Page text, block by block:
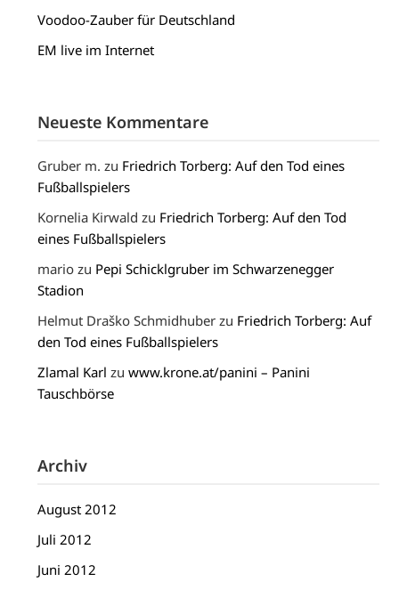
Voodoo-Zauber für Deutschland
EM live im Internet
Neueste Kommentare
Gruber m. zu Friedrich Torberg: Auf den Tod eines
Fußballspielers
Kornelia Kirwald zu Friedrich Torberg: Auf den Tod
eines Fußballspielers
mario zu Pepi Schicklgruber im Schwarzenegger
Stadion
Helmut Draško Schmidhuber zu Friedrich Torberg: Auf
den Tod eines Fußballspielers
Zlamal Karl zuwww.krone.at/panini – Panini
Tauschbörse
Archiv
August 2012
Juli 2012
Juni 2012